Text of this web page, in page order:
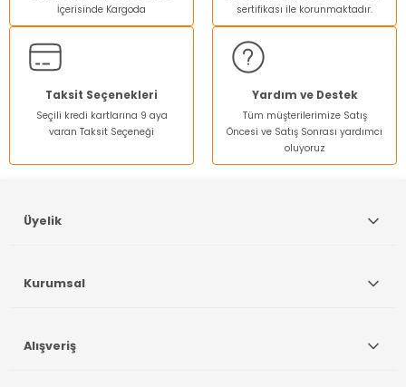
Ürün bilgilerinde hatalar bulunuyor.
Ürün fiyatı diğer sitelerden daha pahalı.
Bu ürüne benzer farklı alternatifler olmalı.
İçerisinde Kargoda
sertifikası ile korunmaktadır.
Taksit Seçenekleri
Seçili kredi kartlarına 9 aya
varan Taksit Seçeneği
Yardım ve Destek
Tüm müşterilerimize Satış
Öncesi ve Satış Sonrası yardımcı
oluyoruz
Üyelik
Kurumsal
Alışveriş